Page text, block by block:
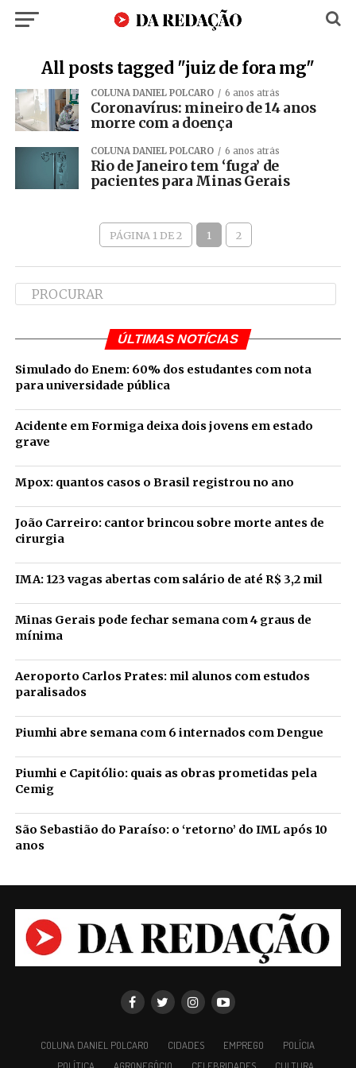
All posts tagged "juiz de fora mg"
COLUNA DANIEL POLCARO 6 anos atrás
Coronavírus: mineiro de 14 anos
morre com a doença
COLUNA DANIEL POLCARO 6 anos atrás
Rio de Janeiro tem ‘fuga’ de
pacientes para Minas Gerais
PÁGINA 1 DE 2 1 2
ÚLTIMAS NOTÍCIAS
Simulado do Enem: 60% dos estudantes com nota
para universidade pública
Acidente em Formiga deixa dois jovens em estado
grave
Mpox: quantos casos o Brasil registrou no ano
João Carreiro: cantor brincou sobre morte antes de
cirurgia
IMA: 123 vagas abertas com salário de até R$ 3,2 mil
Minas Gerais pode fechar semana com 4 graus de
mínima
Aeroporto Carlos Prates: mil alunos com estudos
paralisados
Piumhi abre semana com 6 internados com Dengue
Piumhi e Capitólio: quais as obras prometidas pela
Cemig
São Sebastião do Paraíso: o ‘retorno’ do IML após 10
anos
COLUNA DANIEL POLCARO CIDADES EMPREGO
POLÍCIA